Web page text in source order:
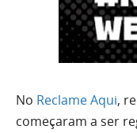
No Reclame Aqui,
começaram a ser